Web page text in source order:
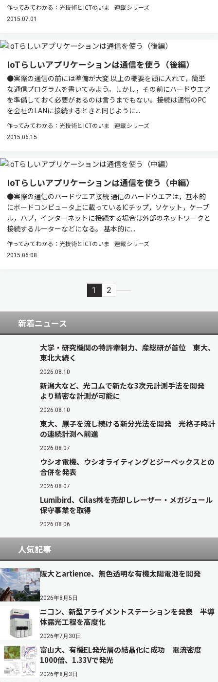
作ってみてわかる：光技術とICTのいま 連載シリーズ
2015.07.01
IoTらしいアプリケーションは通信を使う（後編）
●実際の通信の前には準備が大変 以上の概要を頭に入れて，簡単
な通信プログラムを書いてみよう。しかし，その前にハードウエア
を準備しておく必要があるのは言うまでもない。接続は通常のPC
を会社のLANに接続するときと同じように...
作ってみてわかる：光技術とICTのいま 連載シリーズ
2015.06.15
IoTらしいアプリケーションは通信を使う（中編）
●実際の通信のハードウエア接続 通信のハードウエアは，基本的
にボードコンピュータ上に載っているICチップ，ソケット，ケーブ
ル，ハブ，インターネットに接続する場合は外部のネットワークと
接続するルーターなどになる。 基本的に...
作ってみてわかる：光技術とICTのいま 連載シリーズ
2015.06.08
1 2
新着ニュース
大学・研究機関の特許牽制力、産総研が首位 東大、
東北大続く
2026.08.10
新潟大など、光コムで新たな3次元計測手法を開発
より精密な計測が可能に
2026.08.10
東大、原子を流し続ける新分光法を開発 光格子時計
の連続計測へ前進
2026.08.07
ウシオ電機、ウシオライティングとジーベックスとの
合併を発表
2026.08.07
Lumibird、Cilas株を売却しレーザー・メガジュール
保守事業を取得
2026.08.06
人気記事
阪大とartience、無色透明な有機太陽電池を開発
2026年8月5日
ニコン、新型アライメントステーションを発表 半導
体露光工程を高度化
2026年7月30日
富山大、有機EL発光層の結晶化に成功 電流密度
1000倍、1.33Vで発光
2026年8月3日